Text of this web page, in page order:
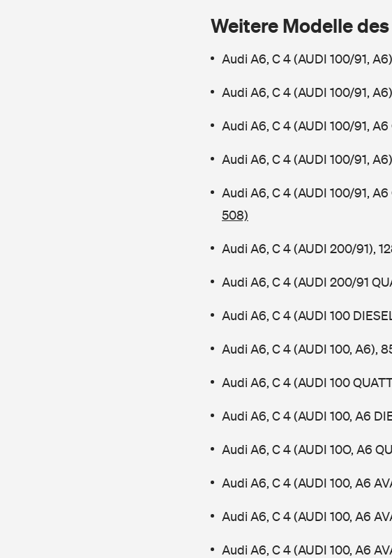
Weitere Modelle
Audi A6, C 4 (AUDI 100/91,
Audi A6, C 4 (AUDI 100/91,
Audi A6, C 4 (AUDI 100/91,
Audi A6, C 4 (AUDI 100/91,
Audi A6, C 4 (AUDI 100/91,
508)
Audi A6, C 4 (AUDI 200/91),
Audi A6, C 4 (AUDI 200/91
Audi A6, C 4 (AUDI 100
Audi A6, C 4 (AUDI 100, A6),
Audi A6, C 4 (AUDI 100
Audi A6, C 4 (AUDI 100, A6
Audi A6, C 4 (AUDI 10O, A6
Audi A6, C 4 (AUDI 100, A6
Audi A6, C 4 (AUDI 100, A6
Audi A6, C 4 (AUDI 100, A6